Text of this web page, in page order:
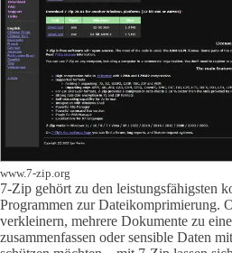
www.7-zip.org
7-Zip gehört zu den leistungsfähigsten
Programmen zur Dateikomprimierung.
verkleinern, mehrere Dokumente zu
zusammenfassen oder sensible Daten